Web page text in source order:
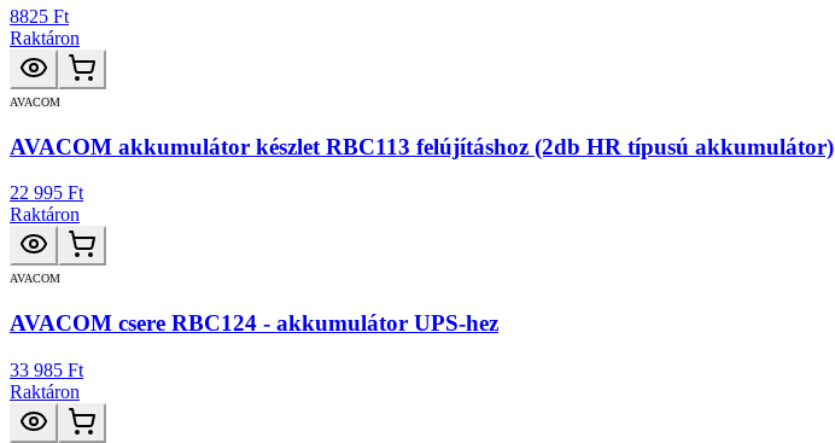
8825 Ft
Raktáron
AVACOM
AVACOM akkumulátor készlet RBC113 felújításhoz (2db HR típusú akkumulátor)
22 995 Ft
Raktáron
AVACOM
AVACOM csere RBC124 - akkumulátor UPS-hez
33 985 Ft
Raktáron